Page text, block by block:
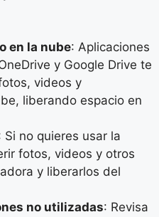
en la nube: Aplicaciones
y Google Drive te
videos y
liberando espacio en
Si no quieres usar la
fotos, videos y otros
y liberarlos del
no utilizadas: Revisa